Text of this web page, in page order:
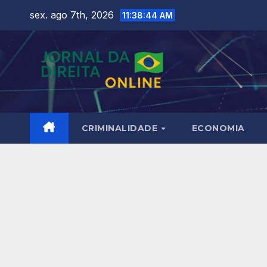
content
sex. ago 7th, 2026 11:38:46 AM
CRIMINALIDADE ECONOMIA